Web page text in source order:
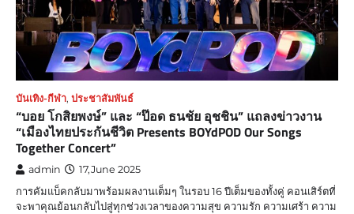
บันเทิง-กีฬา, ประชาสัมพันธ์
“บอย โกสิยพงษ์” และ “ป๊อด ธนชัย อุชชิน” แถลงข่าวงาน
“เมืองไทยประกันชีวิต Presents BOYdPOD Our Songs
Together Concert”
admin 17,June 2025
การคัมแบ็คกลับมาพร้อมผลงานเต็มๆ ในรอบ 16 ปีเต็มของทั้งคู่ คอนเสิร์ตที่
จะพาคุณย้อนกลับไปสู่ทุกช่วงเวลาของความสุข ความรัก ความเศร้า ความ